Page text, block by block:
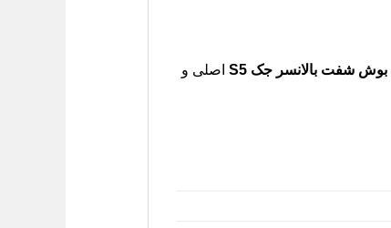
بوش شفت بالانسر جک S5
اصلی و